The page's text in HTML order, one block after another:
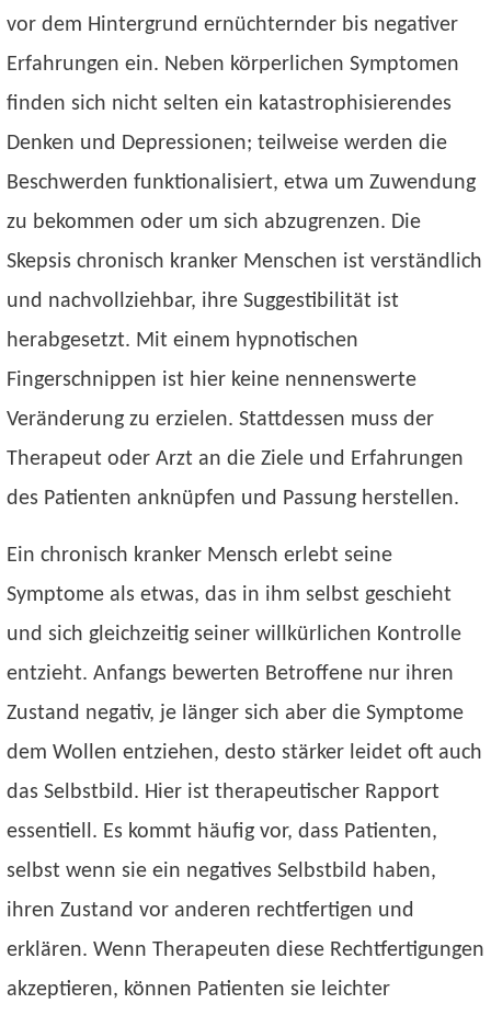
vor dem Hintergrund ernüchternder bis negativer
Erfahrungen ein. Neben körperlichen Symptomen
finden sich nicht selten ein katastrophisierendes
Denken und Depressionen; teilweise werden die
Beschwerden funktionalisiert, etwa um Zuwendung
zu bekommen oder um sich abzugrenzen. Die
Skepsis chronisch kranker Menschen ist verständlich
und nachvollziehbar, ihre Suggestibilität ist
herabgesetzt. Mit einem hypnotischen
Fingerschnippen ist hier keine nennenswerte
Veränderung zu erzielen. Stattdessen muss der
Therapeut oder Arzt an die Ziele und Erfahrungen
des Patienten anknüpfen und Passung herstellen.
Ein chronisch kranker Mensch erlebt seine
Symptome als etwas, das in ihm selbst geschieht
und sich gleichzeitig seiner willkürlichen Kontrolle
entzieht. Anfangs bewerten Betroffene nur ihren
Zustand negativ, je länger sich aber die Symptome
dem Wollen entziehen, desto stärker leidet oft auch
das Selbstbild. Hier ist therapeutischer Rapport
essentiell. Es kommt häufig vor, dass Patienten,
selbst wenn sie ein negatives Selbstbild haben,
ihren Zustand vor anderen rechtfertigen und
erklären. Wenn Therapeuten diese Rechtfertigungen
akzeptieren, können Patienten sie leichter